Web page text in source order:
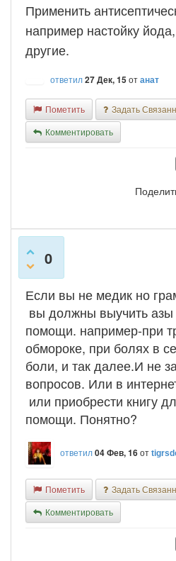
Применить
например настойку
другие.
ответил27 Дек, 15от анат
Пометить
Задать
Комментировать
0
Если вы не медик но
вы должны выучить
помощи. например-при
обмороке, при болях в
боли, и так далее.И не
вопросов. Или в
или приобрести книгу
помощи. Понятно?
ответил04 Фев, 16от
Пометить
Задать
Комментировать